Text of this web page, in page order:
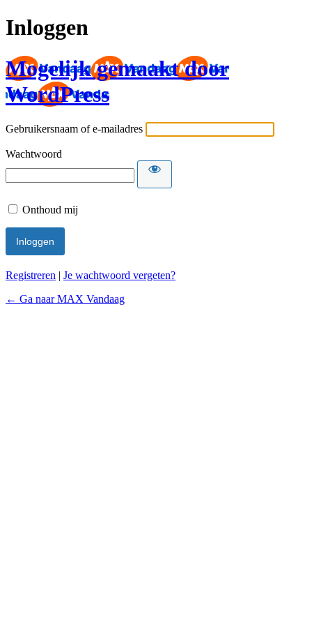
Inloggen
Mogelijk gemaakt door
WordPress
Gebruikersnaam of e-mailadres
Wachtwoord
Onthoud mij
Registreren | Je wachtwoord vergeten?
← Ga naar MAX Vandaag